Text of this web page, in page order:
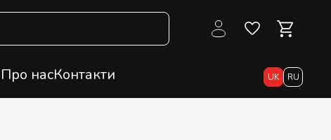
Про насКонтакти UK RU